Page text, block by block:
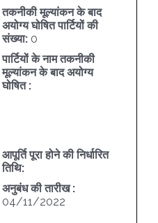
तकनीकी मूल्यांकन के बाद
अयोग्य घोषित पार्टियों की
संख्या: 0
पार्टियों के नाम तकनीकी
मूल्यांकन के बाद अयोग्य
घोषित :
आपूर्ति पूरा होने की निर्धारित
तिथि:
अनुबंध की तारीख :
04/11/2022